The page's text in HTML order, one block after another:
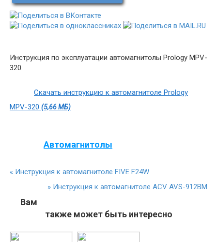
Инструкция по эксплуатации автомагнитолы Prology MPV-
320.
Скачать инструкцию к автомагнитоле Prology
MPV-320 (5,66 МБ)
Автомагнитолы
« Инструкция к автомагнитоле FIVE F24W
» Инструкция к автомагнитоле ACV AVS-912BM
Вам
также может быть интересно